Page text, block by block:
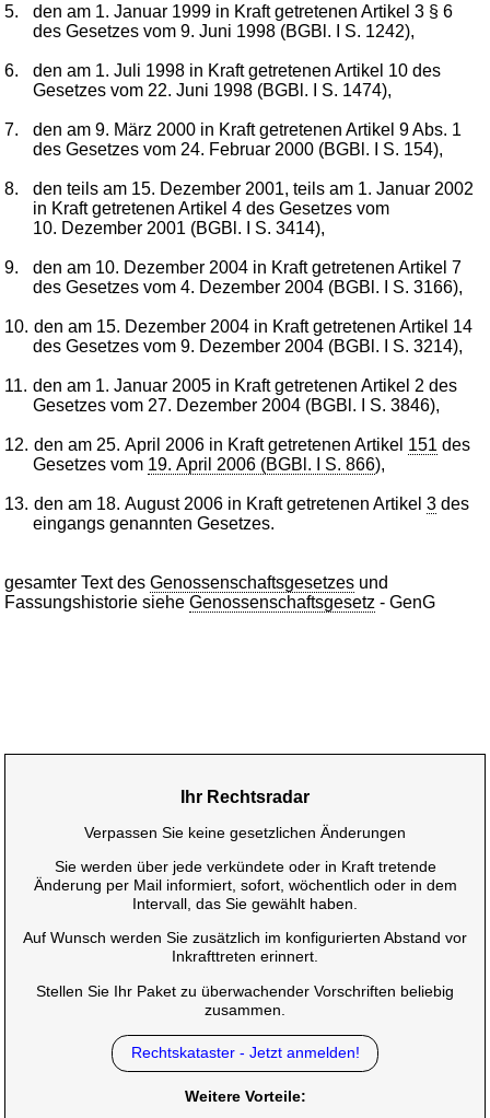
5.
den am 1. Januar 1999 in Kraft getretenen Artikel 3 § 6
des Gesetzes vom 9. Juni 1998 (BGBl. I S. 1242),
6.
den am 1. Juli 1998 in Kraft getretenen Artikel 10 des
Gesetzes vom 22. Juni 1998 (BGBl. I S. 1474),
7.
den am 9. März 2000 in Kraft getretenen Artikel 9 Abs. 1
des Gesetzes vom 24. Februar 2000 (BGBl. I S. 154),
8.
den teils am 15. Dezember 2001, teils am 1. Januar 2002
in Kraft getretenen Artikel 4 des Gesetzes vom
10. Dezember 2001 (BGBl. I S. 3414),
9.
den am 10. Dezember 2004 in Kraft getretenen Artikel 7
des Gesetzes vom 4. Dezember 2004 (BGBl. I S. 3166),
10. den am 15. Dezember 2004 in Kraft getretenen Artikel 14
des Gesetzes vom 9. Dezember 2004 (BGBl. I S. 3214),
11. den am 1. Januar 2005 in Kraft getretenen Artikel 2 des
Gesetzes vom 27. Dezember 2004 (BGBl. I S. 3846),
12. den am 25. April 2006 in Kraft getretenen Artikel 151 des
Gesetzes vom 19. April 2006 (BGBl. I S. 866),
13. den am 18. August 2006 in Kraft getretenen Artikel3 des
eingangs genannten Gesetzes.
gesamter Text desGenossenschaftsgesetzes und
Fassungshistorie sieheGenossenschaftsgesetz - GenG
Ihr Rechtsradar
Verpassen Sie keine gesetzlichen Änderungen
Sie werden über jede verkündete oder in Kraft tretende
Änderung per Mail informiert, sofort, wöchentlich oder in dem
Intervall, das Sie gewählt haben.
Auf Wunsch werden Sie zusätzlich im konfigurierten Abstand vor
Inkrafttreten erinnert.
Stellen Sie Ihr Paket zu überwachender Vorschriften beliebig
zusammen.
Rechtskataster - Jetzt anmelden!
Weitere Vorteile: